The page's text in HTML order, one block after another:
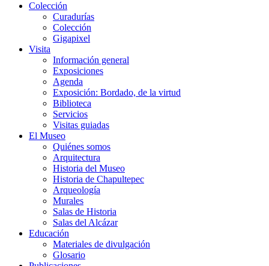
Colección
Curadurías
Colección
Gigapixel
Visita
Información general
Exposiciones
Agenda
Exposición: Bordado, de la virtud
Biblioteca
Servicios
Visitas guiadas
El Museo
Quiénes somos
Arquitectura
Historia del Museo
Historia de Chapultepec
Arqueología
Murales
Salas de Historia
Salas del Alcázar
Educación
Materiales de divulgación
Glosario